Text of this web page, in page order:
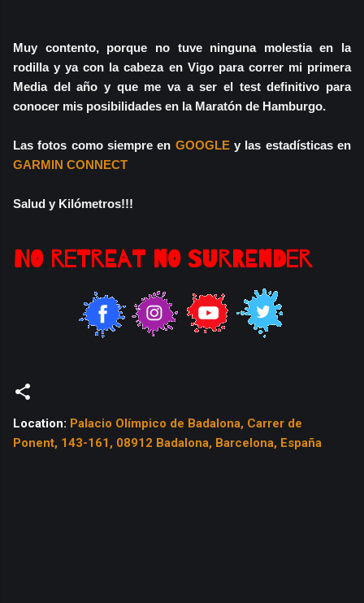
Muy contento, porque no tuve ninguna molestia en la
rodilla y ya con la cabeza en Vigo para correr mi primera
Media del año y que me va a ser el test definitivo para
conocer mis posibilidades en la Maratón de Hamburgo.
Las fotos como siempre en GOOGLEy las estadísticas en
GARMIN CONNECT
Salud y Kilómetros!!!
NO RETREAT NO SURRENDER
Location: Palacio Olímpico de Badalona, Carrer de
Ponent, 143-161, 08912 Badalona, Barcelona, España